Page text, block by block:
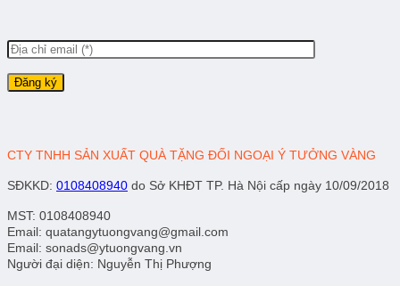
CTY TNHH SẢN XUẤT QUÀ TẶNG ĐỐI NGOẠI Ý TƯỞNG VÀNG
SĐKKD: 0108408940 do Sở KHĐT TP. Hà Nội cấp ngày 10/09/2018
MST: 0108408940
Email: quatangytuongvang@gmail.com
Email: sonads@ytuongvang.vn
Người đại diện: Nguyễn Thị Phượng